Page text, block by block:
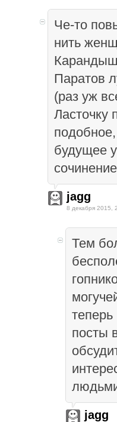
Че-то
нить
Паратов
(раз уж
Ласточку
будущее
jagg
8 декабря 2015,
Тем
посты
jagg